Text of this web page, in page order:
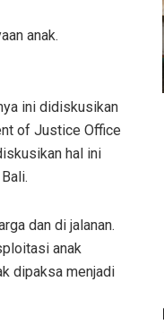
anak.
ini didiskusikan
of Justice Office
hal ini
dan di jalanan.
anak
dipaksa menjadi